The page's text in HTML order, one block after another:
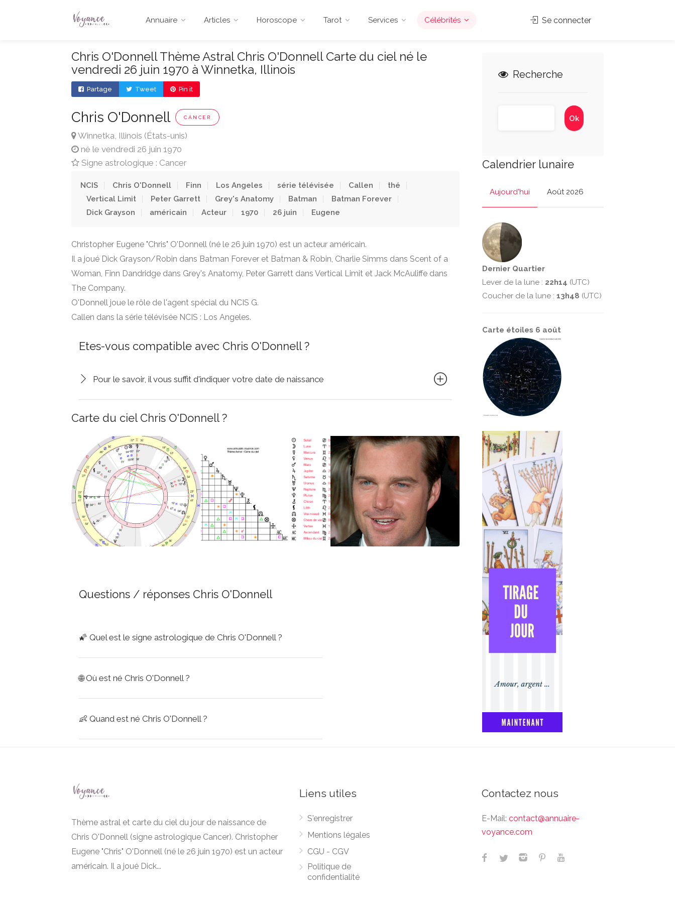
Annuaire Articles Horoscope Tarot Services Célébrités Se connecter
Chris O'Donnell Thème Astral Chris O'Donnell Carte du ciel né le
vendredi 26 juin 1970 à Winnetka, Illinois
Partage Tweet Pin it
Chris O'Donnell CANCER
Winnetka, Illinois (États-unis)
né le vendredi 26 juin 1970
Signe astrologique : Cancer
NCIS Chris O'Donnell Finn Los Angeles série télévisée Callen
thé
Vertical Limit
Peter Garrett Grey's Anatomy Batman
Batman Forever
Dick Grayson
américain Acteur 1970 26 juin Eugene
Christopher Eugene "Chris" O'Donnell (né le 26 juin 1970) est un acteur américain.
Il a joué Dick Grayson/Robin dans Batman Forever et Batman & Robin, Charlie Simms dans Scent of a
Woman, Finn Dandridge dans Grey's Anatomy, Peter Garrett dans Vertical Limit et Jack McAuliffe dans
The Company.
O'Donnell joue le rôle de l'agent spécial du NCIS G.
Callen dans la série télévisée NCIS : Los Angeles.
Etes-vous compatible avec Chris O'Donnell ?
Pour le savoir, il vous suffit d'indiquer votre date de naissance
Carte du ciel Chris O'Donnell ?
Questions / réponses Chris O'Donnell
🌠 Quel est le signe astrologique de Chris O'Donnell ?
🌐Où est né Chris O'Donnell ?
👶 Quand est né Chris O'Donnell ?
Recherche
Calendrier lunaire
Aujourd'hui Août 2026
Dernier Quartier
Lever de la lune : 22h14 (UTC)
Coucher de la lune : 13h48 (UTC)
Carte étoiles 6 août
Thème astral et carte du ciel du jour de naissance de
Chris O'Donnell (signe astrologique Cancer). Christopher
Eugene "Chris" O'Donnell (né le 26 juin 1970) est un acteur
américain. Il a joué Dick...
Liens utiles
S'enregistrer
Mentions légales
CGU - CGV
Politique de
confidentialité
Contactez nous
E-Mail: contact@annuaire-
voyance.com